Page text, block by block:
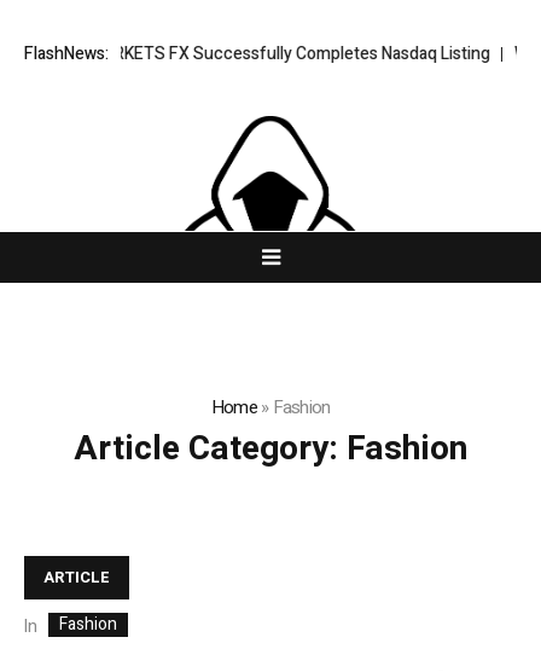
FlashNews:
News: XORKETS FX Successfully Completes Nasdaq Listing
Home»Fashion
Article Category: Fashion
ARTICLE
In Fashion